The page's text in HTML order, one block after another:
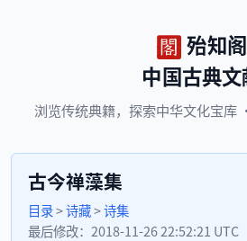
殆知阁
中国古典
浏览传统典籍， 探索中华文化宝库 ·
古今禅藻集
目录>诗藏>诗集
最后修改： 2018-11-26 22:52:21 UTC